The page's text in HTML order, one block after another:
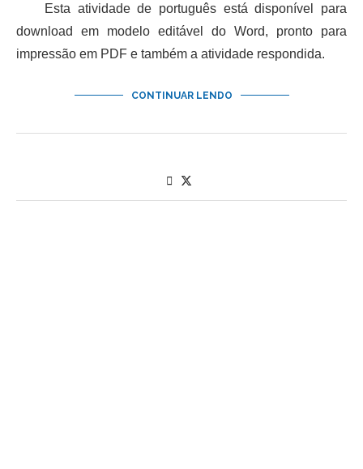
Esta atividade de português está disponível para
download em modelo editável do Word, pronto para
impressão em PDF e também a atividade respondida.
CONTINUAR LENDO